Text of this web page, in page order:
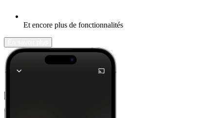
Et encore plus de fonctionnalités